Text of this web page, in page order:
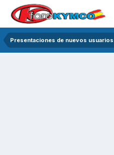
Presentaciones de nuevos usuarios